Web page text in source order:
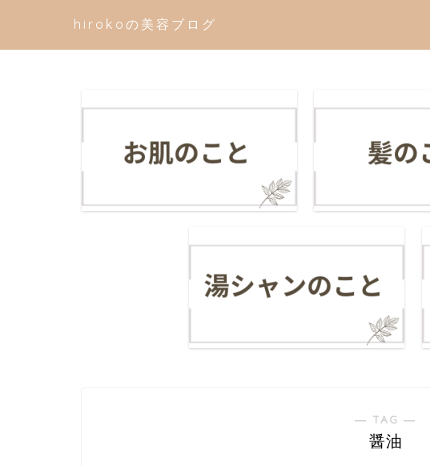
hirokoの美容ブログ
― TAG ―
醤油